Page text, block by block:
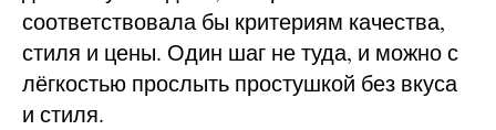
соответствовала бы критериям качества,
стиля и цены. Один шаг не туда, и можно с
лёгкостью прослыть простушкой без вкуса
и стиля.